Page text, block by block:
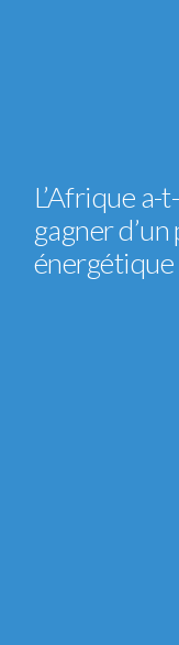
L’Afrique a-
gagner
énergétique